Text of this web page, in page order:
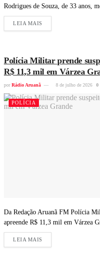
Rodrigues de Souza, de 33 anos,
LEIA MAIS
Polícia Militar prende
R$ 11,3 mil em Várzea
por Rádio Aruanã 8 de julho de 2026 0
POLÍCIA
Da Redação Aruanã FM Polícia
apreende R$ 11,3 mil em Várzea
LEIA MAIS